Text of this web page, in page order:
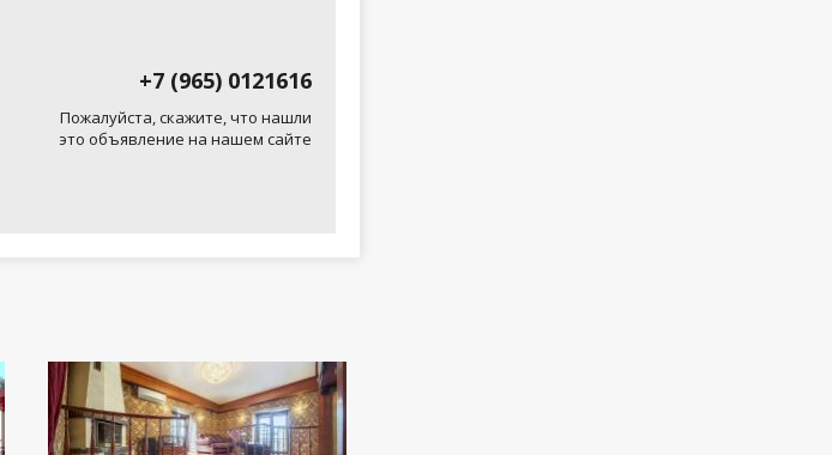
+7 (965) 0121616
Пожалуйста, скажите, что нашли
это объявление на нашем сайте